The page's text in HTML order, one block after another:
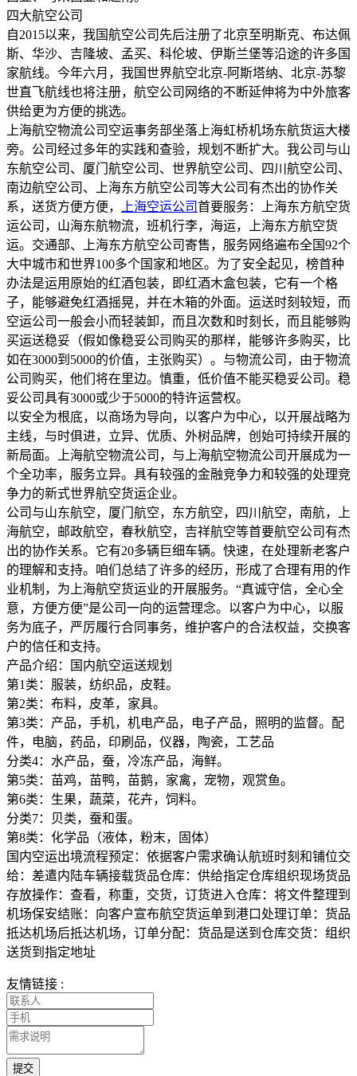
四大航空公司
自2015以来，我国航空公司先后注册了北京至明斯克、布达佩
斯、华沙、吉隆坡、孟买、科伦坡、伊斯兰堡等沿途的许多国
家航线。今年六月，我国世界航空北京-阿斯塔纳、北京-苏黎
世直飞航线也将注册，航空公司网络的不断延伸将为中外旅客
供给更为方便的挑选。
上海航空物流公司空运事务部坐落上海虹桥机场东航货运大楼
旁。公司经过多年的实践和查验，规划不断扩大。我公司与山
东航空公司、厦门航空公司、世界航空公司、四川航空公司、
南边航空公司、上海东方航空公司等大公司有杰出的协作关
系，送货方便方便，
上海空运公司首要服务：上海东方航空货
运公司，山海东航物流，班机行李，海运，上海东方航空货
运。交通部、上海东方航空公司寄售，服务网络遍布全国92个
大中城市和世界100多个国家和地区。为了安全起见，榜首种
办法是运用原始的红酒包装，即红酒木盒包装，它有一个格
子，能够避免红酒摇晃，并在木箱的外面。运送时刻较短，而
空运公司一般会小而轻装卸，而且次数和时刻长，而且能够购
买运送稳妥（假如像稳妥公司购买的那样，能够许多购买，比
如在3000到5000的价值，主张购买）。与物流公司，由于物流
公司购买，他们将在里边。慎重，低价值不能买稳妥公司。稳
妥公司具有3000或少于5000的特许运营权。
以安全为根底，以商场为导向，以客户为中心，以开展战略为
主线，与时俱进，立异、优质、外树品牌，创始可持续开展的
新局面。上海航空物流公司，与上海航空物流公司开展成为一
个全功率，服务立异。具有较强的金融竞争力和较强的处理竞
争力的新式世界航空货运企业。
公司与山东航空，厦门航空，东方航空，四川航空，南航，上
海航空，邮政航空，春秋航空，吉祥航空等首要航空公司有杰
出的协作关系。它有20多辆巨细车辆。快速，在处理新老客户
的理解和支持。咱们总结了许多的经历，形成了合理有用的作
业机制，为上海航空货运业的开展服务。“真诚守信，全心全
意，方便方便”是公司一向的运营理念。以客户为中心，以服
务为底子，严厉履行合同事务，维护客户的合法权益，交换客
户的信任和支持。
产品介绍：国内航空运送规划
第1类：服装，纺织品，皮鞋。
第2类：布料，皮革，家具。
第3类：产品，手机，机电产品，电子产品，照明的监督。配
件，电脑，药品，印刷品，仪器，陶瓷，工艺品
分类4：水产品，蚕，冷冻产品，海鲜。
第5类：苗鸡，苗鸭，苗鹅，家禽，宠物，观赏鱼。
第6类：生果，蔬菜，花卉，饲料。
分类7：贝类，蚕和蛋。
第8类：化学品（液体，粉末，固体）
国内空运出境流程预定：依据客户需求确认航班时刻和铺位交
给：差遣内陆车辆接载货品仓库：供给指定仓库组织现场货品
存放操作：查看，称重，交货，订货进入仓库：将文件整理到
机场保安结账：向客户宣布航空货运单到港口处理订单：货品
抵达机场后抵达机场，订单分配：货品是送到仓库交货：组织
送货到指定地址
友情链接 :
提交